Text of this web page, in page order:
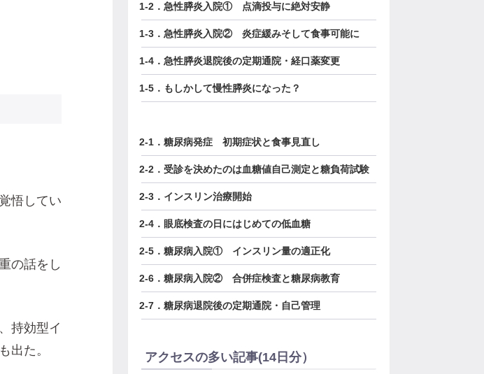
悟してい
の話をし
持効型イ
出た。
1-2．急性膵炎入院① 点滴投与に絶対安静
1-3．急性膵炎入院② 炎症緩みそして食事可能に
1-4．急性膵炎退院後の定期通院・経口薬変更
1-5．もしかして慢性膵炎になった？
2-1．糖尿病発症 初期症状と食事見直し
2-2．受診を決めたのは血糖値自己測定と糖負荷試験
2-3．インスリン治療開始
2-4．眼底検査の日にはじめての低血糖
2-5．糖尿病入院① インスリン量の適正化
2-6．糖尿病入院② 合併症検査と糖尿病教育
2-7．糖尿病退院後の定期通院・自己管理
アクセスの多い記事(14日分）